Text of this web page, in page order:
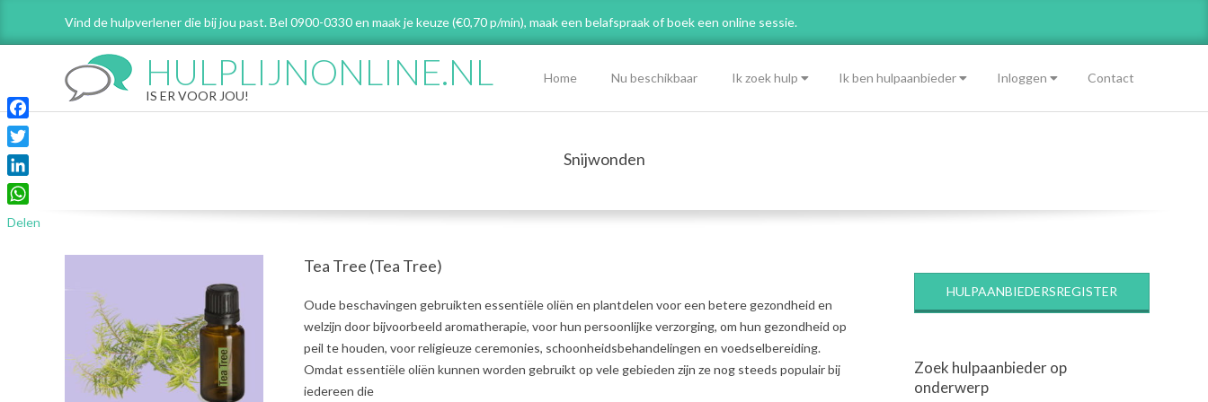
Vind de hulpverlener die bij jou past. Bel 0900-0330 en maak je keuze (€0,70 p/min), maak een belafspraakof boek een online sessie.
HULPLIJNONLINE.NL
IS ER VOOR JOU!
Menu
Home Nu beschikbaar Ik zoek hulp Ik ben hulpaanbieder Inloggen Contact
Snijwonden
Tea Tree (Tea Tree)
2021-
08-
Oude beschavingen gebruikten essentiële oliën en plantdelen voor een betere gezondheid en
welzijn door bijvoorbeeld aromatherapie, voor hun persoonlijke verzorging, om hun gezondheid op
peil te houden, voor religieuze ceremonies, schoonheidsbehandelingen en voedselbereiding.
Omdat essentiële oliën kunnen worden gebruikt op vele gebieden zijn ze nog steeds populair bij
iedereen die
HULPAANBIEDERSREGISTER
Zoek hulpaanbieder op
onderwerp
Facebook
Twitter
LinkedIn
WhatsApp
Delen